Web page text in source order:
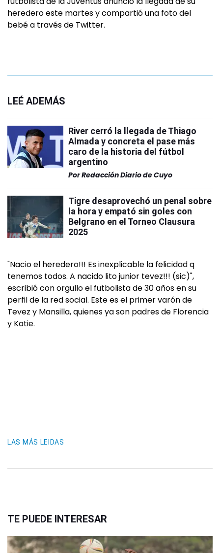
heredero este martes y compartió una foto del
bebé a través de Twitter.
LEÉ ADEMÁS
River cerró la llegada de Thiago
Almada y concreta el pase más
caro de la historia del fútbol
argentino
PorRedacción Diario de Cuyo
Tigre desaprovechó un penal sobre
la hora y empató sin goles con
Belgrano en el Torneo Clausura
2025
"Nacio el heredero!!! Es inexplicable la felicidad q
tenemos todos. A nacido lito junior tevez!!! (sic)",
escribió con orgullo el futbolista de 30 años en su
perfil de la red social. Este es el primer varón de
Tevez y Mansilla, quienes ya son padres de Florencia
y Katie.
LAS MÁS LEIDAS
TE PUEDE INTERESAR